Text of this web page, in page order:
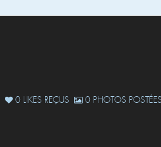
0 LIKES REÇUS 0 PHOTOS POSTÉES